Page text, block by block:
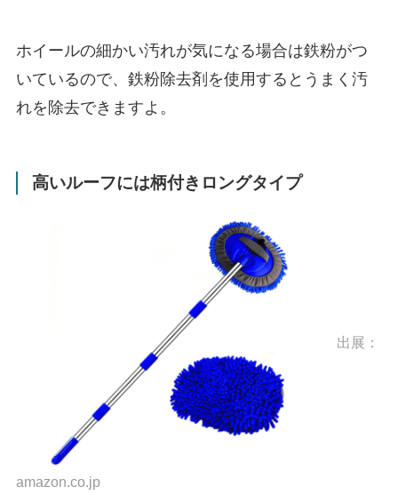
ホイールの細かい汚れが気になる場合は鉄粉がつ
いているので、鉄粉除去剤を使用するとうまく汚
れを除去できますよ。
高いルーフには柄付きロングタイプ
出展：
amazon.co.jp